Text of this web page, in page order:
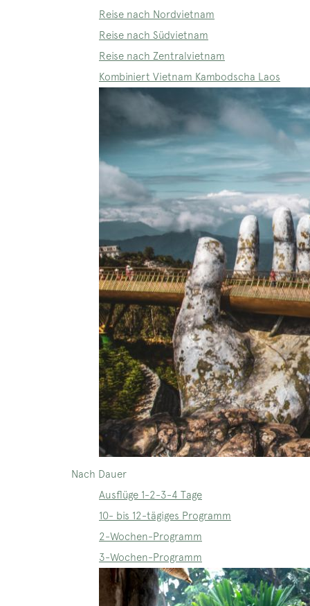
Reise nach Nordvietnam
Reise nach Südvietnam
Reise nach Zentralvietnam
Kombiniert Vietnam Kambodscha Laos
Nach Dauer
Ausflüge 1-2-3-4 Tage
10- bis 12-tägiges Programm
2-Wochen-Programm
3-Wochen-Programm